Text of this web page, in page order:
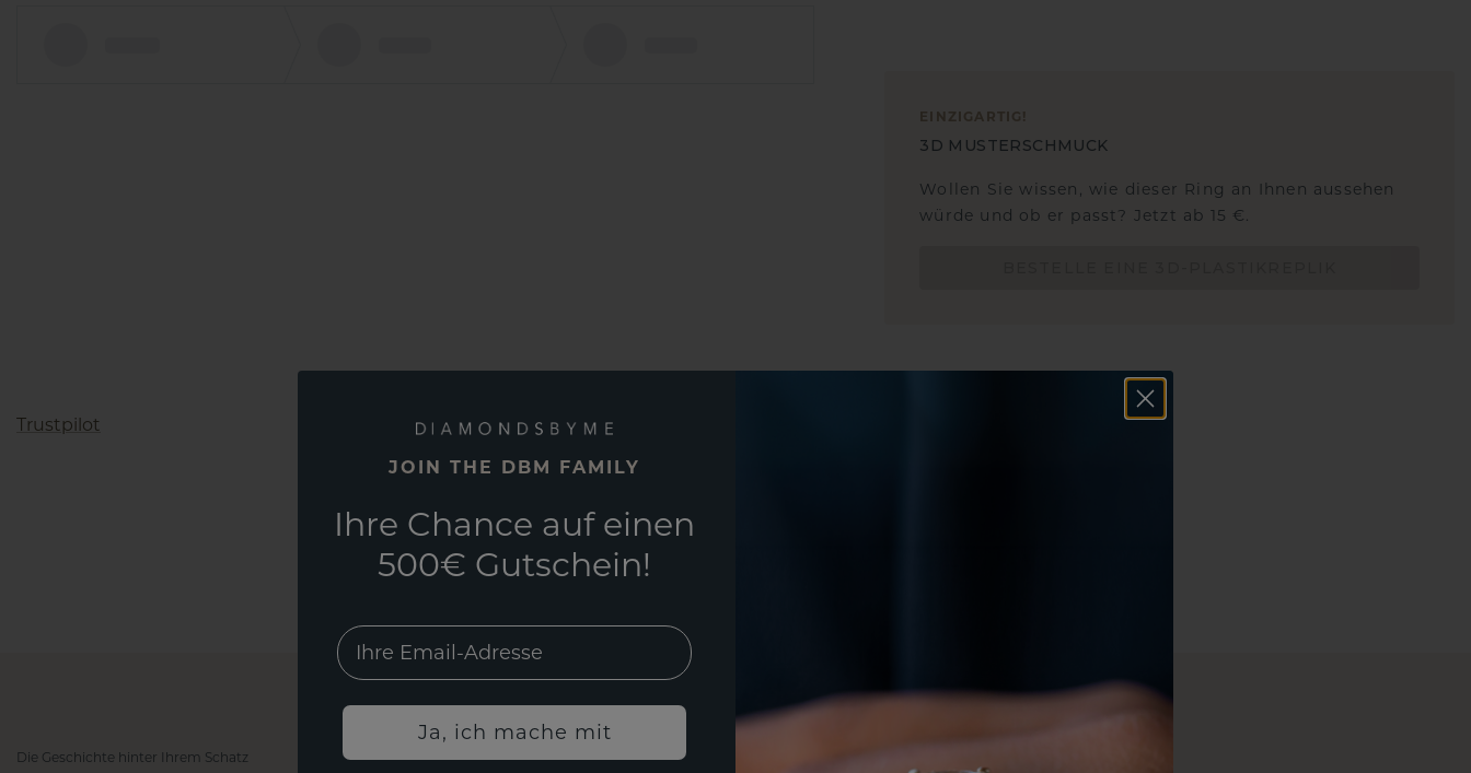
EINZIGARTIG !
3D MUSTERSCHMUCK
Wollen Sie wissen, wie dieser Ring an Ihnen aussehen
würde und ob er passt? Jetzt ab 15 €.
Trustpilot
Die Geschichte hinter Ihrem Schatz
JOIN THE DBM FAMILY
Ihre Chance auf einen
500€ Gutschein!
EMail
Ja, ich mache mit